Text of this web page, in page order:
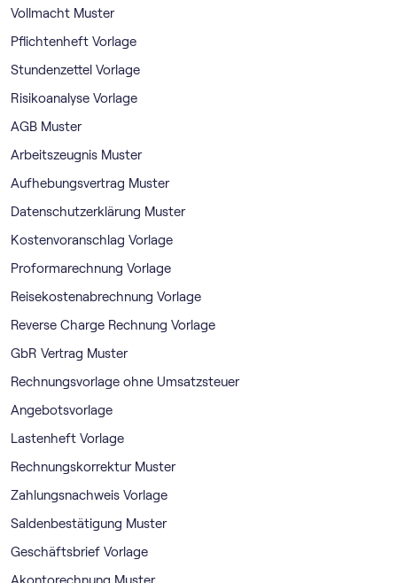
Vollmacht Muster
Pflichtenheft Vorlage
Stundenzettel Vorlage
Risikoanalyse Vorlage
AGB Muster
Arbeitszeugnis Muster
Aufhebungsvertrag Muster
Datenschutzerklärung Muster
Kostenvoranschlag Vorlage
Proformarechnung Vorlage
Reisekostenabrechnung Vorlage
Reverse Charge Rechnung Vorlage
GbR Vertrag Muster
Rechnungsvorlage ohne Umsatzsteuer
Angebotsvorlage
Lastenheft Vorlage
Rechnungskorrektur Muster
Zahlungsnachweis Vorlage
Saldenbestätigung Muster
Geschäftsbrief Vorlage
Akontorechnung Muster